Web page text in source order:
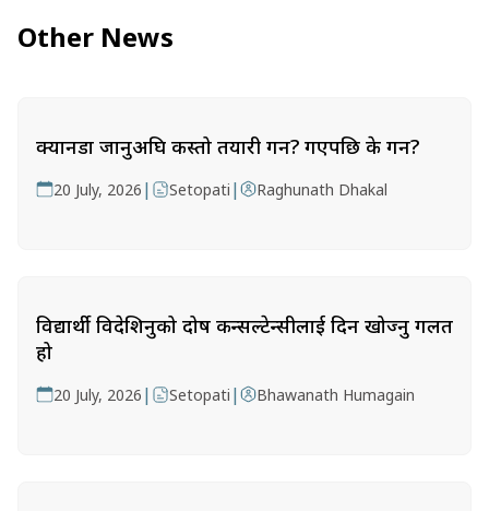
Other News
क्यानडा जानुअघि कस्तो तयारी गर्ने? गएपछि के गर्ने?
20 July, 2026 | Setopati | Raghunath Dhakal
विद्यार्थी विदेशिनुको दोष कन्सल्टेन्सीलाई दिन खोज्नु गलत
हो
20 July, 2026 | Setopati | Bhawanath Humagain